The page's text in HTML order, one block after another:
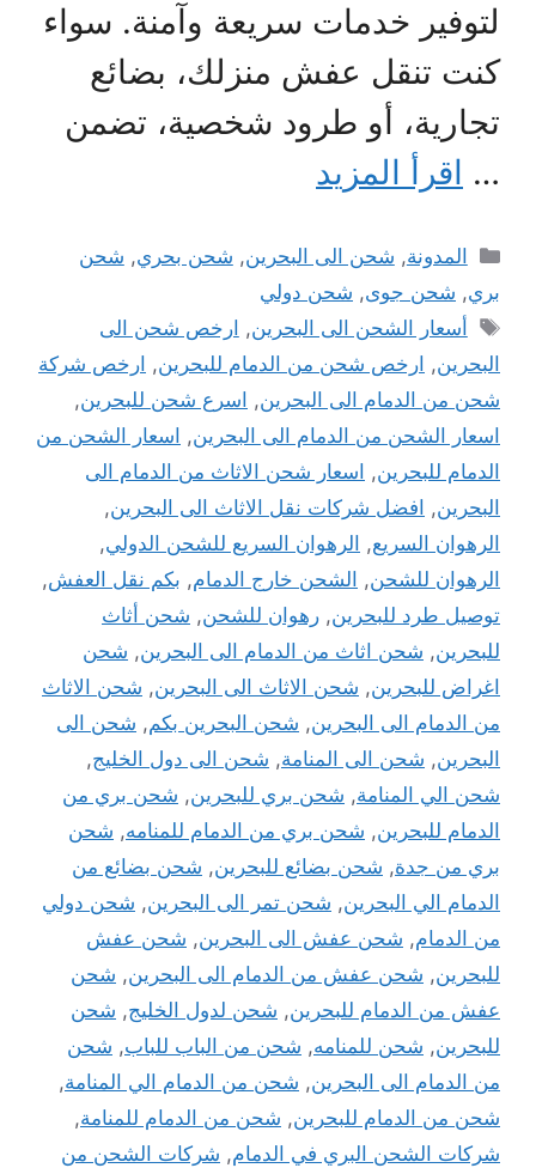
لتوفير خدمات سريعة وآمنة. سواء
كنت تنقل عفش منزلك، بضائع
تجارية، أو طرود شخصية، تضمن
… اقرأ المزيد
التصنيفات
المدونة, شحن الى البحرين, شحن بحري, شحن
بري, شحن جوى, شحن دولي
الوسوم
أسعار الشحن الى البحرين, ارخص شحن الى
البحرين, ارخص شحن من الدمام للبحرين, ارخص شركة
شحن من الدمام الى البحرين, اسرع شحن للبحرين,
اسعار الشحن من الدمام الى البحرين, اسعار الشحن من
الدمام للبحرين, اسعار شحن الاثاث من الدمام الى
البحرين, افضل شركات نقل الاثاث الى البحرين,
الرهوان السريع, الرهوان السريع للشحن الدولي,
الرهوان للشحن, الشحن خارج الدمام, بكم نقل العفش,
توصيل طرد للبحرين, رهوان للشحن, شحن أثاث
للبحرين, شحن اثاث من الدمام الى البحرين, شحن
اغراض للبحرين, شحن الاثاث الى البحرين, شحن الاثاث
من الدمام الى البحرين, شحن البحرين بكم, شحن الى
البحرين, شحن الى المنامة, شحن الى دول الخليج,
شحن الي المنامة, شحن بري للبحرين, شحن بري من
الدمام للبحرين, شحن بري من الدمام للمنامه, شحن
بري من جدة, شحن بضائع للبحرين, شحن بضائع من
الدمام الي البحرين, شحن تمر الى البحرين, شحن دولي
من الدمام, شحن عفش الى البحرين, شحن عفش
للبحرين, شحن عفش من الدمام الى البحرين, شحن
عفش من الدمام للبحرين, شحن لدول الخليج, شحن
للبحرين, شحن للمنامه, شحن من الباب للباب, شحن
من الدمام الى البحرين, شحن من الدمام الي المنامة,
شحن من الدمام للبحرين, شحن من الدمام للمنامة,
شركات الشحن البري في الدمام, شركات الشحن من